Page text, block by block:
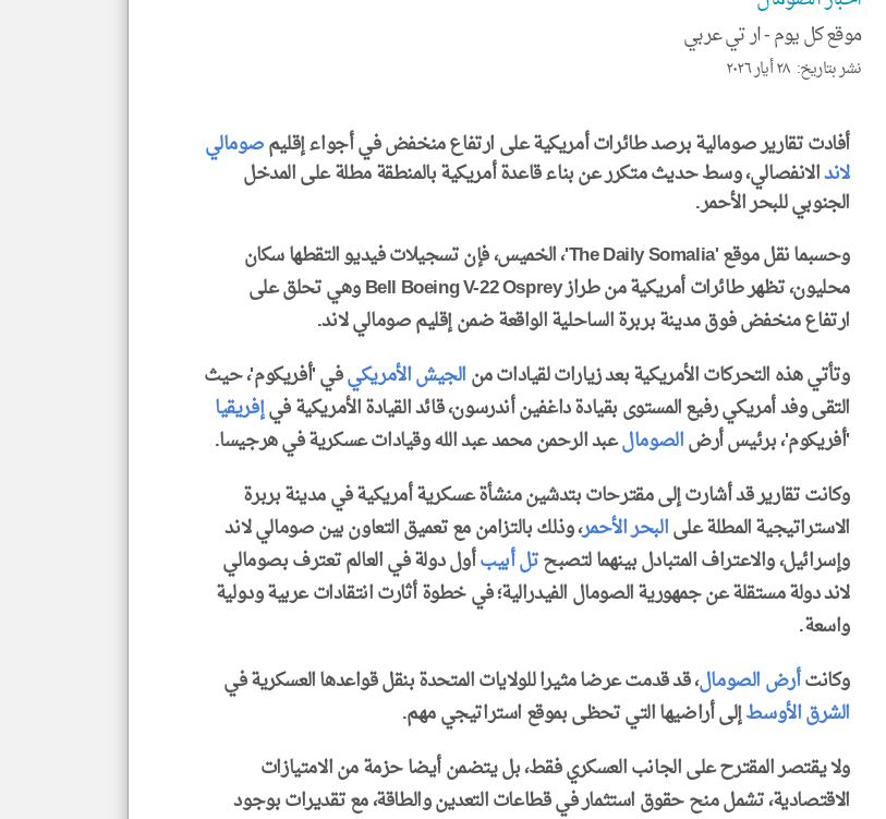
موقع كل يوم -ار تي عربي
نشر بتاريخ: ٢٨ أيار ٢٠٢٦
أفادت تقارير صومالية برصد طائرات أمريكية على ارتفاع منخفض في أجواء إقليمصومالي
لاندالانفصالي، وسط حديث متكرر عن بناء قاعدة أمريكية بالمنطقة مطلة على المدخل
الجنوبي للبحر الأحمر.
وحسبما نقل موقع 'The Daily Somalia'، الخميس، فإن تسجيلات فيديو التقطها سكان
محليون، تظهر طائرات أمريكية من طراز Bell Boeing V-22 Osprey وهي تحلق على
ارتفاع منخفض فوق مدينة بربرة الساحلية الواقعة ضمن إقليم صومالي لاند.
وتأتي هذه التحركات الأمريكية بعد زيارات لقيادات منالجيش الأمريكيفي 'أفريكوم'، حيث
التقى وفد أمريكي رفيع المستوى بقيادة داغفين أندرسون، قائد القيادة الأمريكية فيإفريقيا
'أفريكوم'، برئيس أرضالصومالعبد الرحمن محمد عبد الله وقيادات عسكرية في هرجيسا.
وكانت تقارير قد أشارت إلى مقترحات بتدشين منشأة عسكرية أمريكية في مدينة بربرة
الاستراتيجية المطلة علىالبحر الأحمر، وذلك بالتزامن مع تعميق التعاون بين صومالي لاند
وإسرائيل، والاعتراف المتبادل بينهما لتصبحتل أبيبأول دولة في العالم تعترف بصومالي
لاند دولة مستقلة عن جمهورية الصومال الفيدرالية؛ في خطوة أثارت انتقادات عربية ودولية
واسعة.
وكانتأرض الصومال، قد قدمت عرضا مثيرا للولايات المتحدة بنقل قواعدها العسكرية في
الشرق الأوسطإلى أراضيها التي تحظى بموقع استراتيجي مهم.
ولا يقتصر المقترح على الجانب العسكري فقط، بل يتضمن أيضا حزمة من الامتيازات
الاقتصادية، تشمل منح حقوق استثمار في قطاعات التعدين والطاقة، مع تقديرات بوجود
klyoum.com